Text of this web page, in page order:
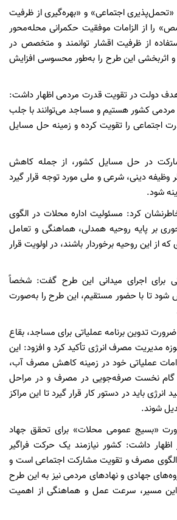
اجتماعی» و «بهره‌گیری از ظرفیت
را از الزامات موفقیت حکمرانی محله‌محور
از ظرفیت اقشار توانمند و متخصص در
اثربخشی این طرح را به‌طور محسوسی افزایش
هدف دولت در تقویت قدرت مردمی اظهار داشت:
مردمی کشور هستیم و مساجد می‌توانند با جلب
اجتماعی را تقویت کرده و زمینه حل مسایل
در حل مسایل کشور، از جمله کاهش
وظیفه دینی، شرعی و ملی مورد توجه قرار گیرد
شود.
کرد: مسئولیت اداره محلات در الگوی
بر پایه روحیه همدلی، هماهنگی و تعامل
از این روحیه برخوردار باشند، در اولویت قرار
برای اجرای میدانی این طرح گفت: شخصاً
تا با حضور مستقیم، این طرح را به‌صورت
تدوین برنامه عملیاتی برای مساجد، بقاع
مدیریت مصرف انرژی تأکید کرد و افزود: این
عملیاتی خود در زمینه کاهش مصرف آب،
گام نخست صرفه‌جویی در مصرف و در مراحل
باید در دستور کار قرار گیرد تا این مراکز
شوند.
«بسیج عمومی محلات» برای تحقق جهاد
اظهار داشت: کشور نیازمند یک حرکت فراگیر
الگوی مصرف و تقویت مشارکت اجتماعی است و
جهادی و نهادهای مردمی نیز به این طرح
مسیر، سرعت عمل و هماهنگی از اهمیت